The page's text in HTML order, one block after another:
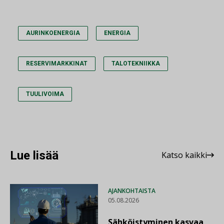
AURINKOENERGIA ENERGIA
RESERVIMARKKINAT TALOTEKNIIKKA
TUULIVOIMA
Lue lisää Katso kaikki
AJANKOHTAISTA
05.08.2026